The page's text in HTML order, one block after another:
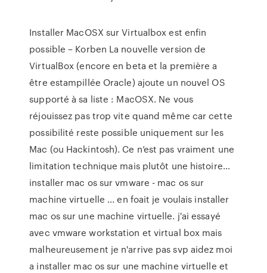
Installer MacOSX sur Virtualbox est enfin
possible – Korben La nouvelle version de
VirtualBox (encore en beta et la première a
être estampillée Oracle) ajoute un nouvel OS
supporté à sa liste : MacOSX. Ne vous
réjouissez pas trop vite quand même car cette
possibilité reste possible uniquement sur les
Mac (ou Hackintosh). Ce n’est pas vraiment une
limitation technique mais plutôt une histoire…
installer mac os sur vmware - mac os sur
machine virtuelle ... en foait je voulais installer
mac os sur une machine virtuelle. j'ai essayé
avec vmware workstation et virtual box mais
malheureusement je n'arrive pas svp aidez moi
a installer mac os sur une machine virtuelle et